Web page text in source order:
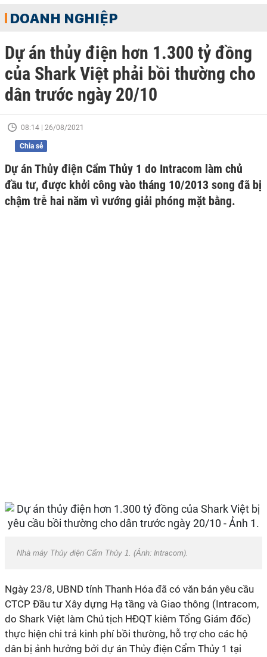
DOANH NGHIỆP
Dự án thủy điện hơn 1.300 tỷ đồng
của Shark Việt phải bồi thường cho
dân trước ngày 20/10
08:14 | 26/08/2021
Chia sẻ
Dự án Thủy điện Cẩm Thủy 1 do Intracom làm chủ
đầu tư, được khởi công vào tháng 10/2013 song đã bị
chậm trễ hai năm vì vướng giải phóng mặt bằng.
Nhà máy Thủy điện Cẩm Thủy 1. (Ảnh: Intracom).
Ngày 23/8, UBND tỉnh Thanh Hóa đã có văn bản yêu cầu
CTCP Đầu tư Xây dựng Hạ tầng và Giao thông (Intracom,
do Shark Việt làm Chủ tịch HĐQT kiêm Tổng Giám đốc)
thực hiện chi trả kinh phí bồi thường, hỗ trợ cho các hộ
dân bị ảnh hưởng bởi dự án Thủy điện Cẩm Thủy 1 tại